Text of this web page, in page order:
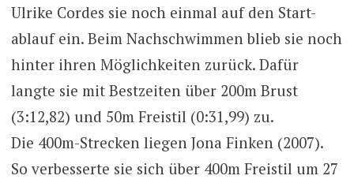
Ulrike Cordes sie noch einmal auf den Start-
ablauf ein. Beim Nachschwimmen blieb sie noch
hinter ihren Möglichkeiten zurück. Dafür
langte sie mit Bestzeiten über 200m Brust
(3:12,82) und 50m Freistil (0:31,99) zu.
Die 400m-Strecken liegen Jona Finken (2007).
So verbesserte sie sich über 400m Freistil um 27